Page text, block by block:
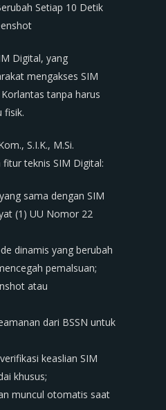
Setiap 10 Detik
Digital, yang
mengakses SIM
tanpa harus
fisik.
S.I.K., M.Si.
teknis SIM Digital:
sama dengan SIM
(1) UU Nomor 22
dinamis yang berubah
pemalsuan;
atau
dari BSSN untuk
keaslian SIM
khusus;
muncul otomatis saat